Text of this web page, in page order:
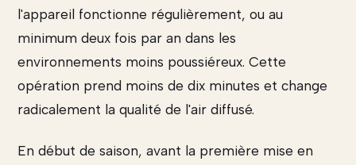
l'appareil fonctionne régulièrement, ou au
minimum deux fois par an dans les
environnements moins poussiéreux. Cette
opération prend moins de dix minutes et change
radicalement la qualité de l'air diffusé.
En début de saison, avant la première mise en